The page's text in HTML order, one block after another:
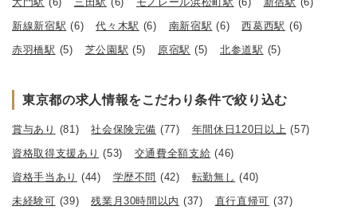
新線新宿駅 (6) 代々木駅 (6) 南新宿駅 (6) 西葛西駅 (6)
赤羽橋駅 (5) 芝公園駅 (5) 原宿駅 (5) 北参道駅 (5)
東京都の求人情報をこだわり条件で絞り込む
賞与あり (81) 社会保険完備 (77) 年間休日120日以上 (57)
資格取得支援あり (53) 交通費全額支給 (46)
資格手当あり (44) 学歴不問 (42) 転勤無し (40)
未経験可 (39) 残業月30時間以内 (37) 直行直帰可 (37)